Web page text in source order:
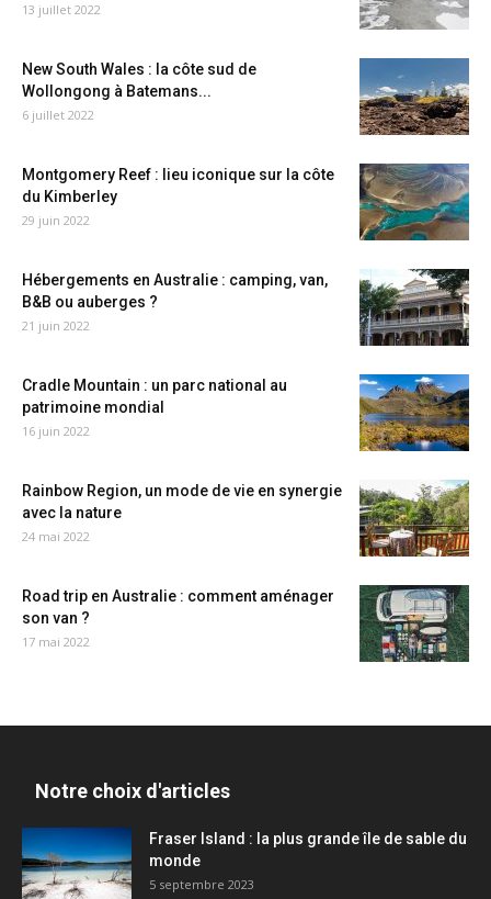
13 juillet 2022
New South Wales : la côte sud de
Wollongong à Batemans...
6 juillet 2022
Montgomery Reef : lieu iconique sur la côte
du Kimberley
29 juin 2022
Hébergements en Australie : camping, van,
B&B ou auberges ?
21 juin 2022
Cradle Mountain : un parc national au
patrimoine mondial
16 juin 2022
Rainbow Region, un mode de vie en synergie
avec la nature
24 mai 2022
Road trip en Australie : comment aménager
son van ?
17 mai 2022
Notre choix d'articles
Fraser Island : la plus grande île de sable du
monde
5 septembre 2023